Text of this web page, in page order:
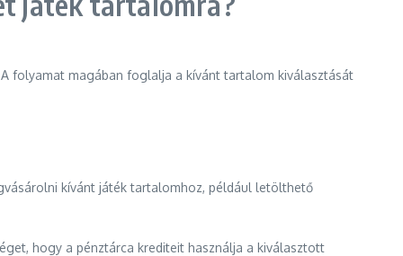
folyamat magában foglalja a kívánt tartalom kiválasztását
kívánt játék tartalomhoz, például letölthető
hogy a pénztárca krediteit használja a kiválasztott